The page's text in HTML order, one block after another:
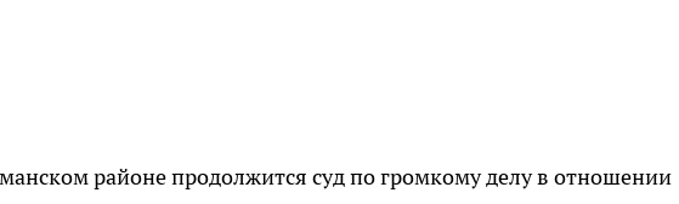
районе продолжится суд по громкому делу в отношении